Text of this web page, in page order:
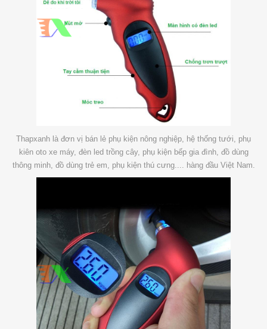
Thapxanh là đơn vị bán lẻ phụ kiện nông nghiệp, hệ thống tưới, phụ
kiên oto xe máy, đèn led trồng cây, phụ kiện bếp gia đình, đồ dùng
thông minh, đồ dùng trẻ em, phụ kiện thú cưng.... hàng đầu Việt Nam.